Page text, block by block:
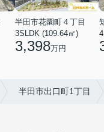
半田市花園町４丁目
3SLDK (109.64㎡)
3,398万円
半田市出口町1丁目